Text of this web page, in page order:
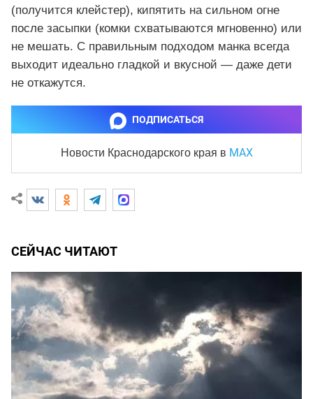
(получится клейстер), кипятить на сильном огне
после засыпки (комки схватываются мгновенно) или
не мешать. С правильным подходом манка всегда
выходит идеально гладкой и вкусной — даже дети
не откажутся.
ПОДПИСАТЬСЯ
Новости Краснодарского края в MAX
СЕЙЧАС ЧИТАЮТ